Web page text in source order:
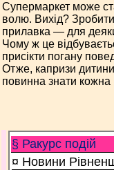
Супермаркет може
волю. Вихід?
прилавка — для
Чому ж це
присікти погану
Отже, капризи
повинна знати
§ Ракурс подій
¤ Новини